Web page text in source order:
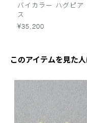
バイカラー ハグピア
ス
¥35,200
このアイテムを見た